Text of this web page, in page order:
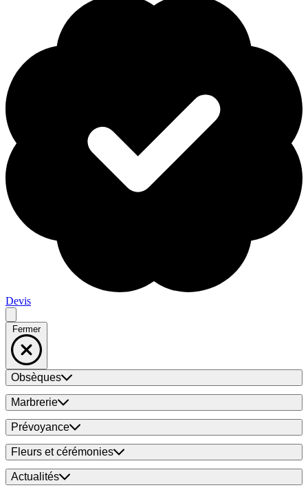
Devis
Fermer
Obsèques
Marbrerie
Prévoyance
Fleurs et cérémonies
Actualités